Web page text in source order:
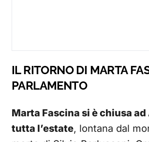
IL RITORNO DI MARTA
PARLAMENTO
Marta Fascina si è chiusa ad
tutta l’estate, lontana dal